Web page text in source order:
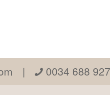
| 0034 688